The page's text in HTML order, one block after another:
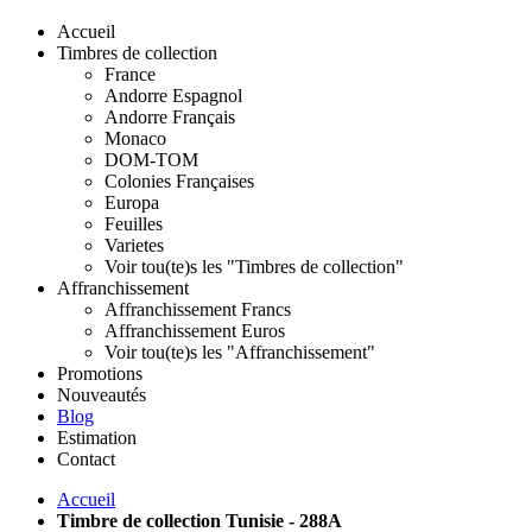
Accueil
Timbres de collection
France
Andorre Espagnol
Andorre Français
Monaco
DOM-TOM
Colonies Françaises
Europa
Feuilles
Varietes
Voir tou(te)s les "Timbres de collection"
Affranchissement
Affranchissement Francs
Affranchissement Euros
Voir tou(te)s les "Affranchissement"
Promotions
Nouveautés
Blog
Estimation
Contact
Accueil
Timbre de collection Tunisie - 288A